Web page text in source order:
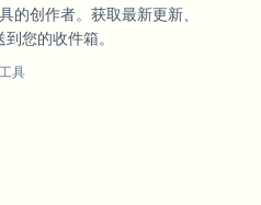
的创作者。获取最新更新、
您的收件箱。
具